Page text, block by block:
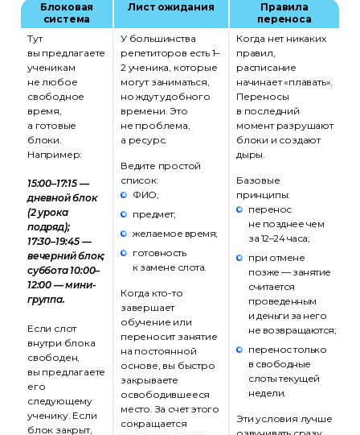
Блоковая
система
Лист ожидания
Правила
переноса
Тут
вы предлагаете
ученикам
не любое
свободное
время,
а готовые
блоки.
Например:
15:00–17:15 —
дневной блок
(2 урока
подряд);
17:30–19:45 —
вечерний блок;
суббота 10:00–
12:00 — мини-
группа.
Если слот
внутри блока
свободен,
вы предлагаете
его
следующему
ученику. Если
блок закрыт,
У большинства
репетиторов есть 1–
2 ученика, которые
могут заниматься,
но ждут удобного
времени. Это
не проблема,
а ресурс.
Ведите простой
список:
ФИО;
предмет;
желаемое время;
готовность
к замене слота.
Когда кто-то
завершает
обучение или
переносит занятие
на постоянной
основе, вы быстро
закрываете
освободившееся
место. За счет этого
сокращается
Когда нет никаких
правил,
расписание
начинает «плавать».
Переносы
в последний
момент разрушают
блоки и создают
дыры.
Базовые
принципы:
перенос
не позднее чем
за 12–24 часа;
при отмене
позже — занятие
считается
проведенным
и деньги за него
не возвращаются;
перенос только
в свободные
слоты текущей
недели.
Эти условия лучше